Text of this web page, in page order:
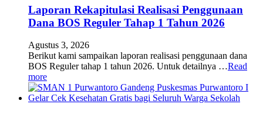
Laporan Rekapitulasi Realisasi Penggunaan
Dana BOS Reguler Tahap 1 Tahun 2026
Agustus 3, 2026
Berikut kami sampaikan laporan realisasi penggunaan dana
BOS Reguler tahap 1 tahun 2026. Untuk detailnya …Read
more